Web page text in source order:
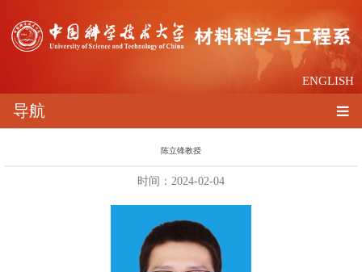
ENGLISH
导航
陈立锋教授
时间：2024-02-04